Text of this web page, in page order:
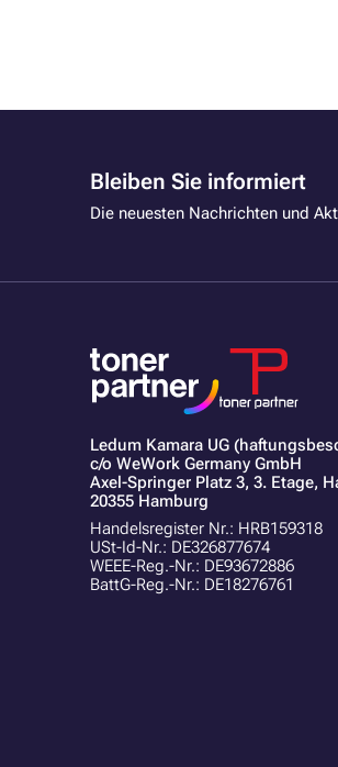
Bleiben Sie informiert
Die neuesten Nachrichten und
Ledum Kamara UG
c/o WeWork Germany GmbH
Axel-Springer Platz 3, 3. Etage,
20355 Hamburg
Handelsregister Nr.: HRB159318
USt-Id-Nr.: DE326877674
WEEE-Reg.-Nr.: DE93672886
BattG-Reg.-Nr.: DE18276761